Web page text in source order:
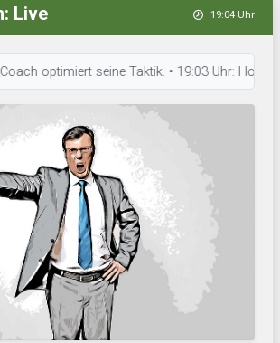
Live 19:04 Uhr
optimiert seine Taktik. • 19:03 Uhr: Hossa